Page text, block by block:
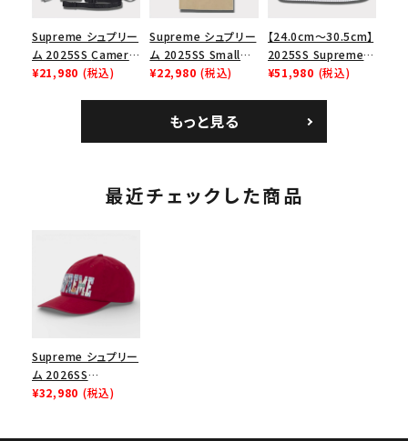
Supreme シュプリー
ム 2025SS Camera
Bag + Mini Pouch
¥21,980 (税込)
Supreme シュプリー
ム 2025SS Small
Box Tee スモールボ
¥22,980 (税込)
【24.0cm～30.5cm】
2025SS Supreme
GOODENOUGH
ムグッドイナフ ナイキ
エアフォース１スニー
¥51,980 (税込)
もっと見る
最近チェックした商品
Supreme シュプリー
ム 2026SS
Embroidered
¥32,980 (税込)